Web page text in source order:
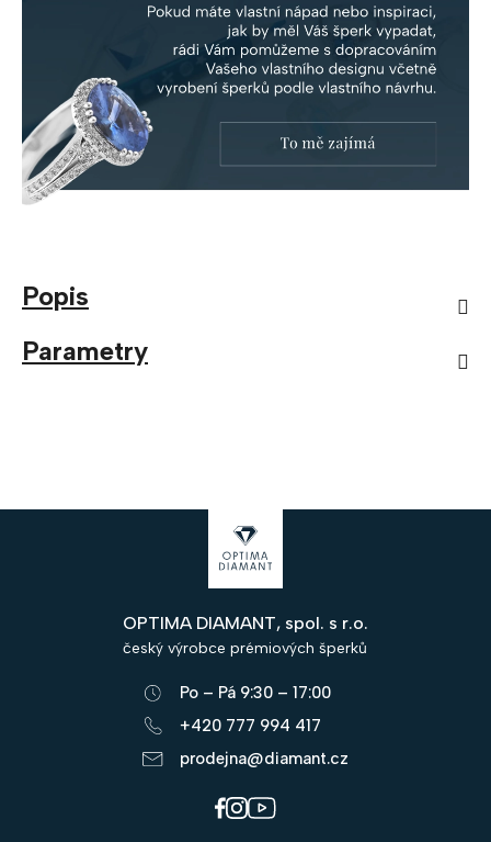
Popis
Parametry
OPTIMA DIAMANT, spol. s r.o.
český výrobce prémiových šperků
Po – Pá 9:30 – 17:00
+420 777 994 417
prodejna@diamant.cz